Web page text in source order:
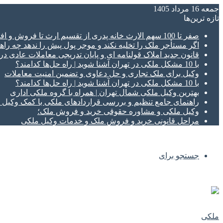
جمعه 16 مرداد 1405
تازه‌ ترین‌ها
صفر تا 100 سهم الارث خانه پدری از تقسیم ارث تا فروش و افراز ملک ورثه ای
اگر مستأجر ملک را تخلیه نکند و موجر پول پیش را ندهد چه
قانون جدید املاک قولنامه ای و پایان تدریجی معاملات عادی
با 10 مشکل ملکی در تهران آشنا شوید | راه حل‌ها کدامند؟
وکیل برای ملک تجاری و حل دعاوی و تضمین امنیت معاملات
با 10 مشکل ملکی در تهران آشنا شوید | راه حل‌ها کدامند؟
بهترین وکیل ملکی شمال تهران | همراه با گروه ملکی اداری
راهنمای جامع تنظیم و بررسی قراردادهای ملکی با کمک
وکیل ملکی و مشاوره حقوقی خرید و فروش ملک؛
مراحل قانونی خرید و فروش ملک و خدمات وکیل ملکی
جستجو برای